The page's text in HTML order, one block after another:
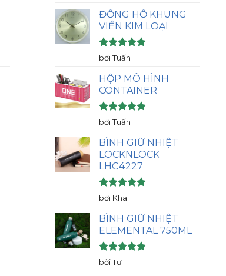
sao
ĐỒNG HỒ KHUNG
VIỀN KIM LOẠI
Được xếp
sao
bởi Tuấn
HỘP MÔ HÌNH
CONTAINER
Được xếp
sao
bởi Tuấn
BÌNH GIỮ NHIỆT
LOCKNLOCK
LHC4227
Được xếp
sao
bởi Kha
BÌNH GIỮ NHIỆT
ELEMENTAL 750ML
Được xếp
bởi Tư